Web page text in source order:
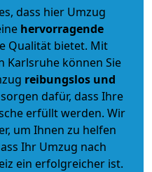
dass hier Umzug
hervorragende
Qualität bietet. Mit
Karlsruhe können Sie
reibungslos und
dafür, dass Ihre
erfüllt werden. Wir
um Ihnen zu helfen
Ihr Umzug nach
ein erfolgreicher ist.